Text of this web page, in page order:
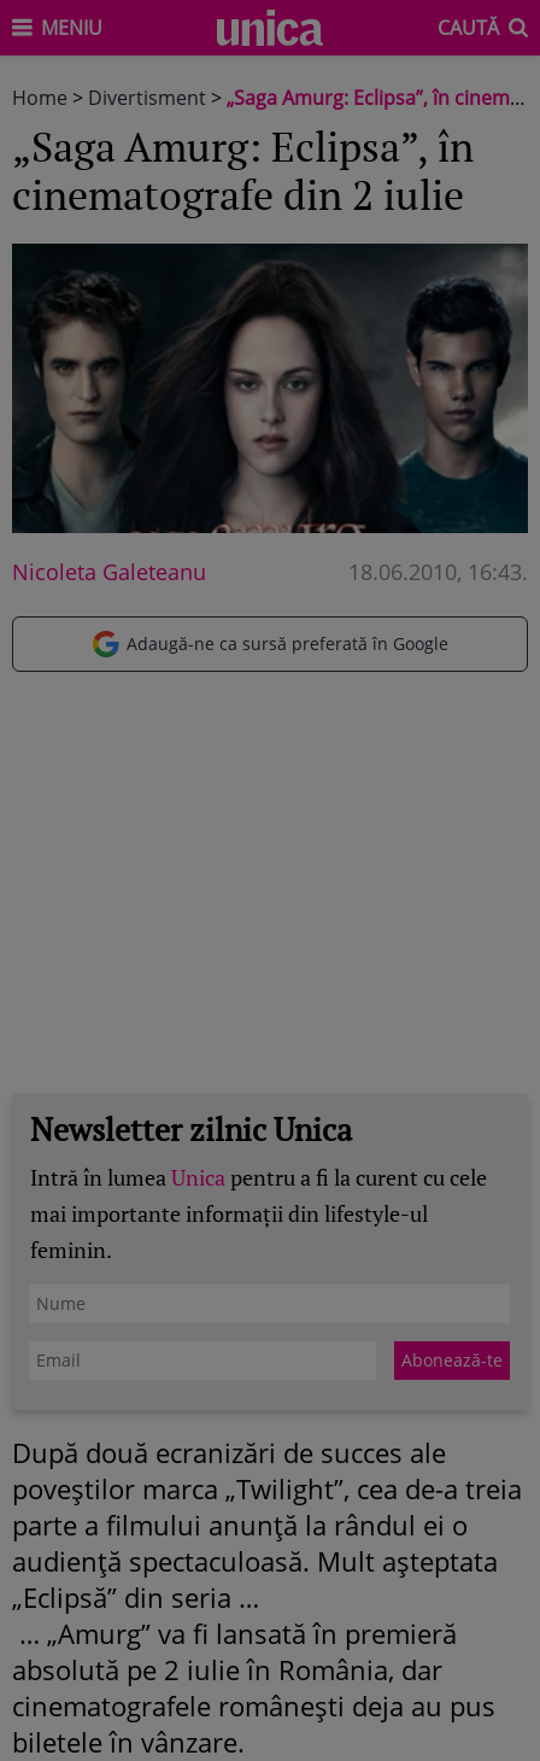
MENIU CAUTĂ
Home > Divertisment >„Saga Amurg: Eclipsa”, în cinematografe din 2 iulie
„Saga Amurg: Eclipsa”, în
cinematografe din 2 iulie
Nicoleta Galeteanu 18.06.2010, 16:43.
Adaugă-ne ca sursă preferată în Google
Newsletter zilnic Unica
Intră în lumeaUnicapentru a fi la curent cu cele
mai importante informații din lifestyle-ul
feminin.
După două ecranizări de succes ale
poveştilor marca „Twilight”, cea de-a treia
parte a filmului anunţă la rândul ei o
audienţă spectaculoasă. Mult aşteptata
„Eclipsă” din seria …
… „Amurg” va fi lansată în premieră
absolută pe 2 iulie în România, dar
cinematografele româneşti deja au pus
biletele în vânzare.